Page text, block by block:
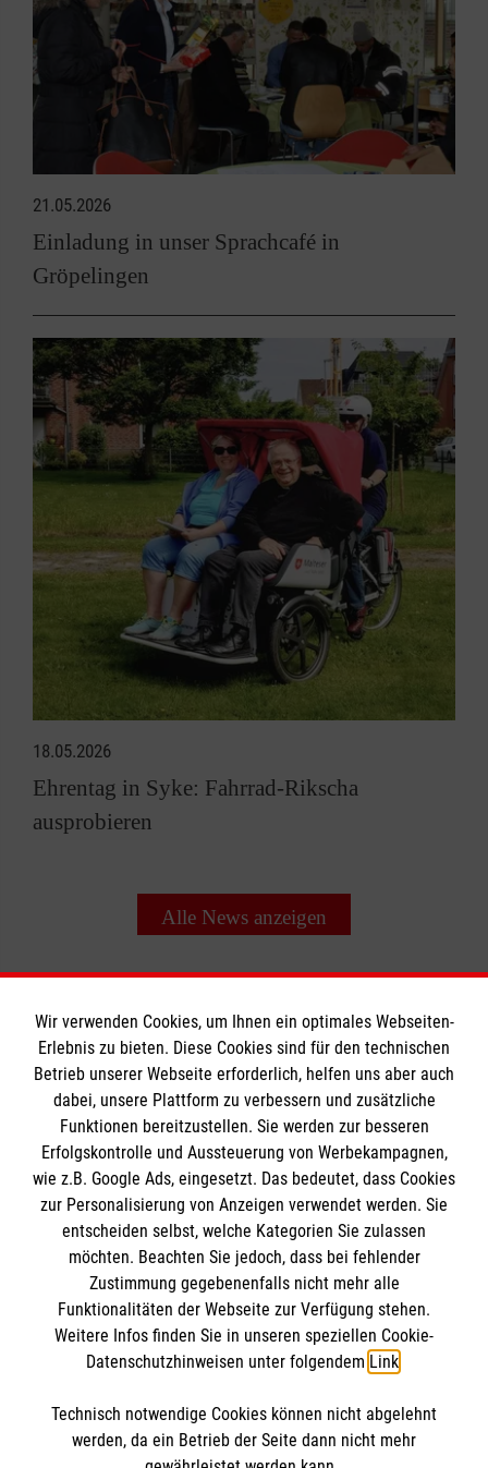
21.05.2026
Einladung in unser Sprachcafé in
Gröpelingen
18.05.2026
Ehrentag in Syke: Fahrrad-Rikscha
ausprobieren
Alle News anzeigen
Informationen
Impressum
Datenschutz
Kontakt
Barrierefreiheit
Die Malteser
Malteser in Deutschland
Malteserorden
Sharepoint
Spendenkonto
IBAN: DE04370601201201223012
BIC: GENODED1PA7
So finden Sie uns
Wir verwenden Cookies, um Ihnen ein optimales Webseiten-
Erlebnis zu bieten. Diese Cookies sind für den technischen
Betrieb unserer Webseite erforderlich, helfen uns aber auch
dabei, unsere Plattform zu verbessern und zusätzliche
Funktionen bereitzustellen. Sie werden zur besseren
Erfolgskontrolle und Aussteuerung von Werbekampagnen,
wie z.B. Google Ads, eingesetzt. Das bedeutet, dass Cookies
zur Personalisierung von Anzeigen verwendet werden. Sie
entscheiden selbst, welche Kategorien Sie zulassen
möchten. Beachten Sie jedoch, dass bei fehlender
Zustimmung gegebenenfalls nicht mehr alle
Funktionalitäten der Webseite zur Verfügung stehen.
Weitere Infos finden Sie in unseren speziellen Cookie-
Datenschutzhinweisen unter folgendem Link.
Technisch notwendige Cookies können nicht abgelehnt
werden, da ein Betrieb der Seite dann nicht mehr